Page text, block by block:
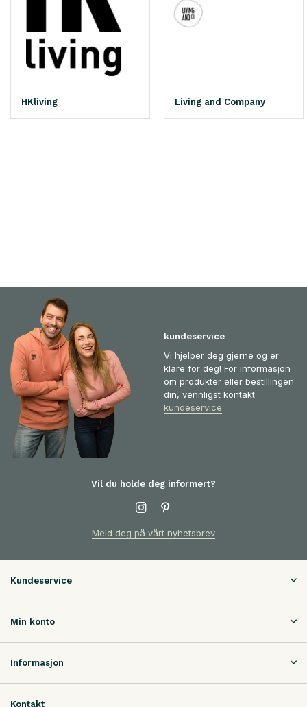
HKliving Living and Company
kundeservice
Vi hjelper deg gjerne og er
klare for deg! For informasjon
om produkter eller bestillingen
din, vennligst kontakt
kundeservice
Vil du holde deg informert?
Meld deg på vårt nyhetsbrev
Kundeservice
Min konto
Informasjon
Kontakt